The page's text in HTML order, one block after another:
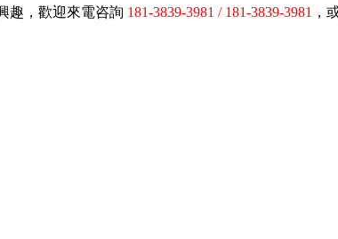
趣，歡迎來電咨詢 181-3839-3981 / 181-3839-3981 ，